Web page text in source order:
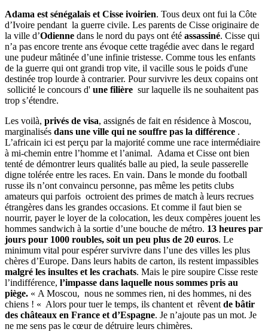
Adama est sénégalais et Cisse ivoirien. Tous deux ont fui la Côte
d’Ivoire pendant la guerre civile. Les parents de Cisse originaire de
la ville d’Odienne dans le nord du pays ont été assassiné. Cisse qui
n’a pas encore trente ans évoque cette tragédie avec dans le regard
une pudeur mâtinée d’une infinie tristesse. Comme tous les enfants
de la guerre qui ont grandi trop vite, il vacille sous le poids d'une
destinée trop lourde à contrarier. Pour survivre les deux copains ont
sollicité le concours d' une filière sur laquelle ils ne souhaitent pas
trop s’étendre.
Les voilà, privés de visa, assignés de fait en résidence à Moscou,
marginalisés dans une ville qui ne souffre pas la différence .
L’africain ici est perçu par la majorité comme une race intermédiaire
à mi-chemin entre l’homme et l’animal. Adama et Cisse ont bien
tenté de démontrer leurs qualités balle au pied, la seule passerelle
digne tolérée entre les races. En vain. Dans le monde du football
russe ils n’ont convaincu personne, pas même les petits clubs
amateurs qui parfois octroient des primes de match à leurs recrues
étrangères dans les grandes occasions. Et comme il faut bien se
nourrir, payer le loyer de la colocation, les deux compères jouent les
hommes sandwich à la sortie d’une bouche de métro. 13 heures par
jours pour 1000 roubles, soit un peu plus de 20 euros. Le
minimum vital pour espérer survivre dans l’une des villes les plus
chères d’Europe. Dans leurs habits de carton, ils restent impassibles
malgré les insultes et les crachats. Mais le pire soupire Cisse reste
l’indifférence, l’impasse dans laquelle nous sommes pris au
piège. « A Moscou, nous ne sommes rien, ni des hommes, ni des
chiens ! « Alors pour tuer le temps, ils chantent et rêvent de bâtir
des châteaux en France et d’Espagne. Je n’ajoute pas un mot. Je
ne me sens pas le cœur de détruire leurs chimères.